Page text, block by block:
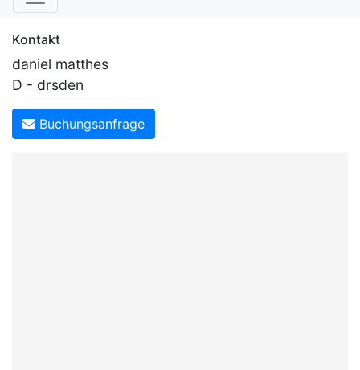
Kontakt
daniel matthes
D - drsden
Buchungsanfrage